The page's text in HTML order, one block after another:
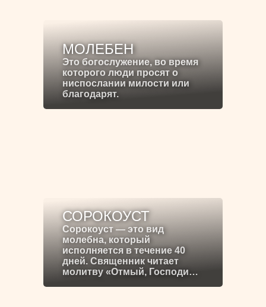
МОЛЕБЕН
Это богослужение, во время
которого люди просят о
ниспослании милости или
благодарят.
СОРОКОУСТ
Сорокоуст — это вид
молебна, который
исполняется в течение 40
дней. Священник читает
молитву «Отмый, Господи…